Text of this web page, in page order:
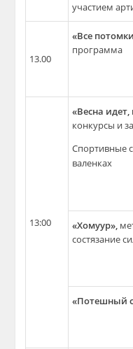
участием
13.00
«Все
программа
13:00
«Весна идет,
конкурсы и
Спортивные
валенках
«Хомуур»,
состязание
«Потешный